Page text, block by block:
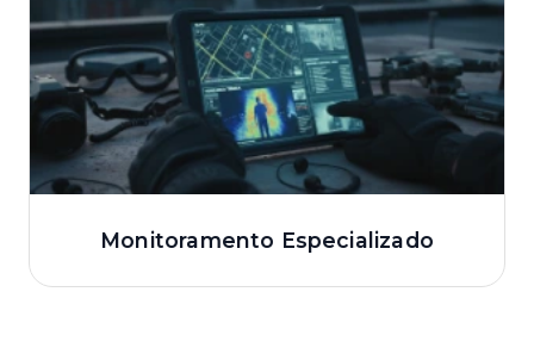
Monitoramento Especializado